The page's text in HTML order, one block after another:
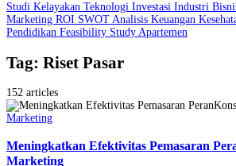
Studi Kelayakan Teknologi Investasi Industri
Marketing ROI SWOT Analisis Keuangan
Pendidikan Feasibility Study Apartemen
Tag: Riset Pasar
152 articles
Marketing
Meningkatkan Efektivitas Pemasaran
Marketing